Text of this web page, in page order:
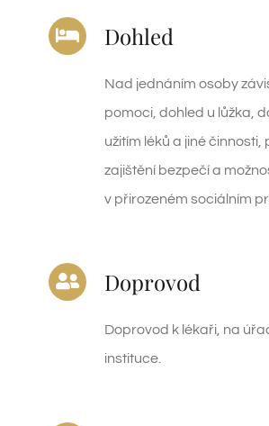
Dohled
Nad jednáním osoby
pomoci, dohled u lůžka,
užitím léků a jiné činnosti,
zajištění bezpečí a
v přirozeném sociálním
Doprovod
Doprovod k lékaři, na
instituce.